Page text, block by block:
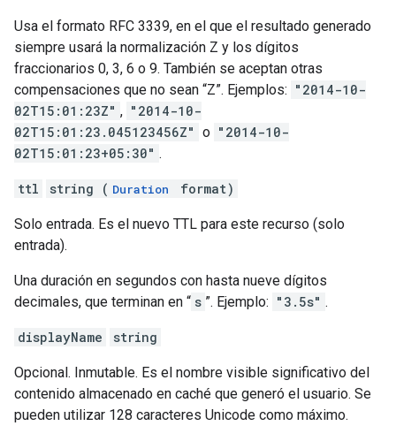
Usa el formato RFC 3339, en el que el resultado generado
siempre usará la normalización Z y los dígitos
fraccionarios 0, 3, 6 o 9. También se aceptan otras
compensaciones que no sean “Z”. Ejemplos: "2014-10-
02T15:01:23Z" , "2014-10-
02T15:01:23.045123456Z" o "2014-10-
02T15:01:23+05:30" .
ttl string ( Duration format)
Solo entrada. Es el nuevo TTL para este recurso (solo
entrada).
Una duración en segundos con hasta nueve dígitos
decimales, que terminan en “ s ”. Ejemplo: "3.5s" .
displayName string
Opcional. Inmutable. Es el nombre visible significativo del
contenido almacenado en caché que generó el usuario. Se
pueden utilizar 128 caracteres Unicode como máximo.